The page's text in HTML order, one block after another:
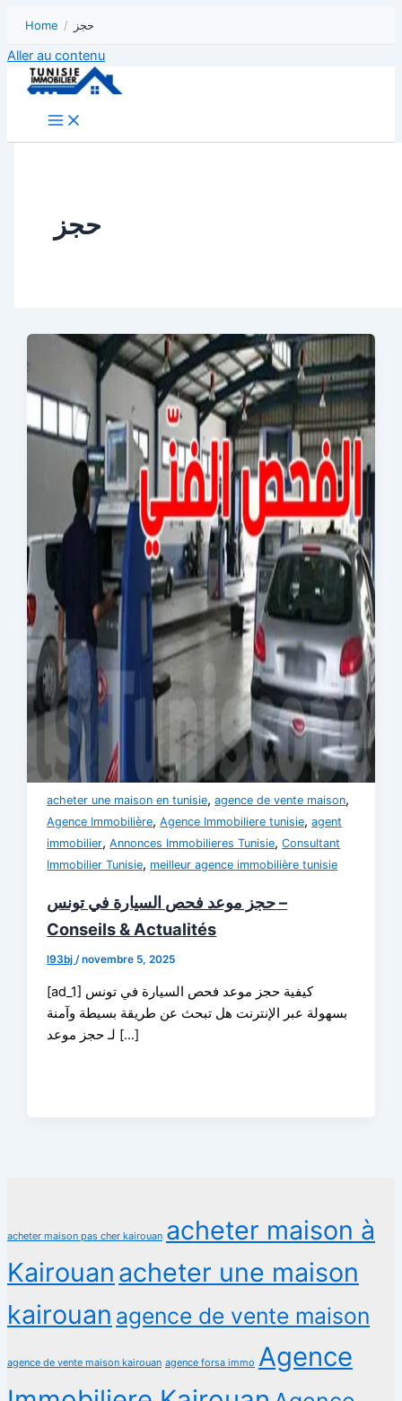
Home / حجز
Aller au contenu
حجز
acheter une maison en tunisie,agence de vente maison,
Agence Immobilière,Agence Immobiliere tunisie,agent
immobilier,Annonces Immobilieres Tunisie,Consultant
Immobilier Tunisie, meilleur agence immobilière tunisie
حجز موعد فحص السيارة في تونس –
Conseils & Actualités
l93bj/novembre 5, 2025
[ad_1] كيفية حجز موعد فحص السيارة في تونس
بسهولة عبر الإنترنت هل تبحث عن طريقة بسيطة وآمنة
لـ حجز موعد […]
acheter maison pas cher kairouan acheter maison à
Kairouan acheter une maison
kairouan agence de vente maison
agence de vente maison kairouan agence forsa immo Agence